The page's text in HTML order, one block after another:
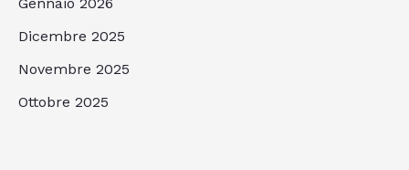
Dicembre 2025
Novembre 2025
Ottobre 2025